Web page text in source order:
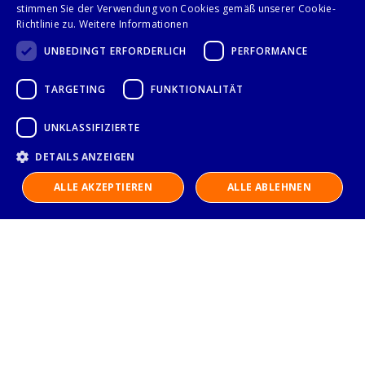
SeiteSeite
ZurückSeite
1 Sie lesen
2 Seite
3
Anzeigen
Folge uns auf
stimmen Sie der Verwendung von Cookies gemäß unserer Cookie-
Richtlinie zu. Weitere Informationen
UNBEDINGT ERFORDERLICH
PERFORMANCE
TARGETING FUNKTIONALITÄT
UNKLASSIFIZIERTE
DETAILS ANZEIGEN
ALLE AKZEPTIEREN ALLE ABLEHNEN